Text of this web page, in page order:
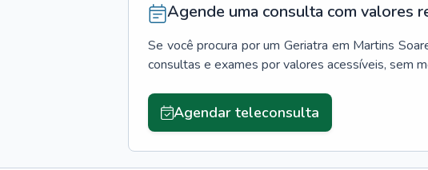
Agende uma consulta com valores
Se você procura por um Geriatra em Martins
consultas e exames por valores acessíveis, sem
Agendar teleconsulta